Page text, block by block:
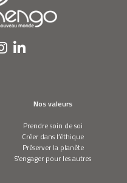
Nos valeurs
Prendre soin de soi
Créer dans l’éthique
Préserver la planète
S’engager pour les autres